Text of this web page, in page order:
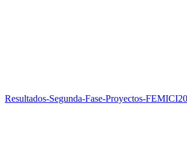
Resultados-Segunda-Fase-Proyectos-